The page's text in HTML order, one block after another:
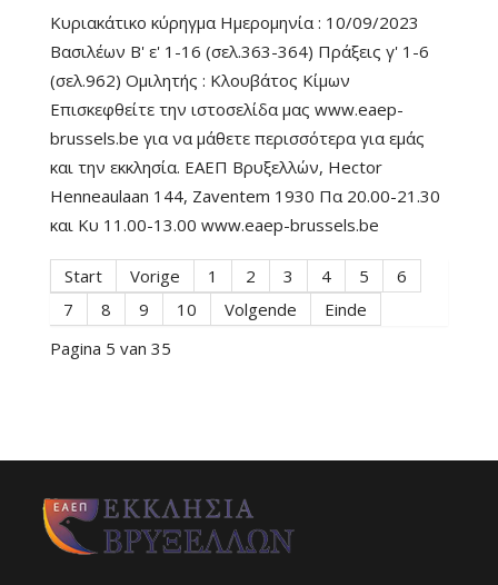
Κυριακάτικο κύρηγμα Ημερομηνία : 10/09/2023
Βασιλέων Β' ε' 1-16 (σελ.363-364) Πράξεις γ' 1-6
(σελ.962) Ομιλητής : Κλουβάτος Κίμων
Επισκεφθείτε την ιστοσελίδα μας www.eaep-
brussels.be για να μάθετε περισσότερα για εμάς
και την εκκλησία. ΕΑΕΠ Βρυξελλών, Hector
Henneaulaan 144, Zaventem 1930 Πα 20.00-21.30
και Κυ 11.00-13.00 www.eaep-brussels.be
Start Vorige 1 2 3 4 5
6
7
8 9 10 Volgende
Einde
Pagina 5 van 35